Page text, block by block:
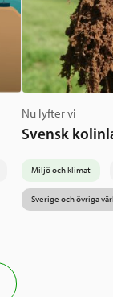
Nu lyfter vi
Svensk
Miljö och klimat
Sverige och övriga